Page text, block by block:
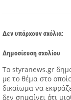
Δεν υπάρχουν σχόλια:
Δημοσίευση σχολίου
Tο styranews.gr
με το θέμα στο
δικαίωμα να
δεν σημαίνει ότι